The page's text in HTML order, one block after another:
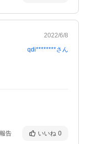
2022/6/8
qdi********さん
告 いいね 0